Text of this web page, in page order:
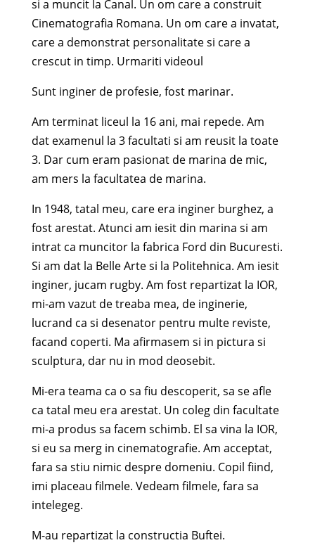
si a muncit la Canal. Un om care a construit
Cinematografia Romana. Un om care a invatat,
care a demonstrat personalitate si care a
crescut in timp. Urmariti videoul
Sunt inginer de profesie, fost marinar.
Am terminat liceul la 16 ani, mai repede. Am
dat examenul la 3 facultati si am reusit la toate
3. Dar cum eram pasionat de marina de mic,
am mers la facultatea de marina.
In 1948, tatal meu, care era inginer burghez, a
fost arestat. Atunci am iesit din marina si am
intrat ca muncitor la fabrica Ford din Bucuresti.
Si am dat la Belle Arte si la Politehnica. Am iesit
inginer, jucam rugby. Am fost repartizat la IOR,
mi-am vazut de treaba mea, de inginerie,
lucrand ca si desenator pentru multe reviste,
facand coperti. Ma afirmasem si in pictura si
sculptura, dar nu in mod deosebit.
Mi-era teama ca o sa fiu descoperit, sa se afle
ca tatal meu era arestat. Un coleg din facultate
mi-a produs sa facem schimb. El sa vina la IOR,
si eu sa merg in cinematografie. Am acceptat,
fara sa stiu nimic despre domeniu. Copil fiind,
imi placeau filmele. Vedeam filmele, fara sa
intelegeg.
M-au repartizat la constructia Buftei.